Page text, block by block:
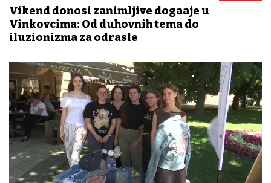
Vikend donosi zanimljive događaje u
Vinkovcima: Od duhovnih tema do
iluzionizma za odrasle